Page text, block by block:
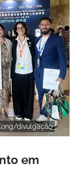
divulgação
em